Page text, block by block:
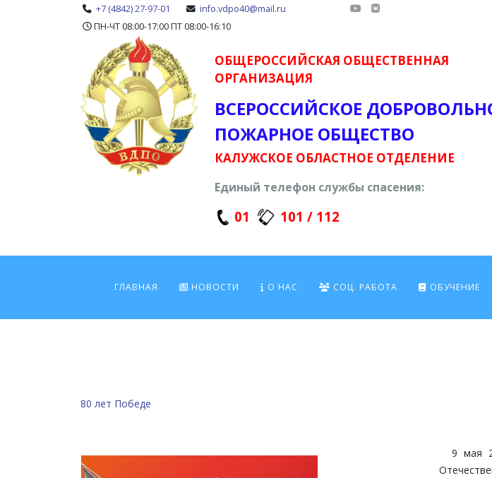
+7 (4842) 27-97-01
info.vdpo40@mail.ru
ПН-ЧТ 08:00-17:00 ПТ 08:00-16:10
ОБЩЕРОССИЙСКАЯ ОБЩЕСТВЕННАЯ
ОРГАНИЗАЦИЯ
ВСЕРОССИЙСКОЕ
ПОЖАРНОЕ ОБЩЕСТВО
КАЛУЖСКОЕ ОБЛАСТНОЕ ОТДЕЛЕНИЕ
Единый телефон службы спасения:
01 101 / 112
ГЛАВНАЯ НОВОСТИ О НАС СОЦ. РАБОТА ОБУЧЕНИЕ
80 лет Победе
9 мая